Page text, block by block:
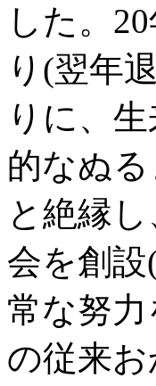
した。
り(翌年
りに、
的なぬ
と絶縁
会を創
常な努
の従来